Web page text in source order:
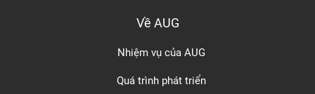
Về AUG
Nhiệm vụ của AUG
Quá trình phát triển